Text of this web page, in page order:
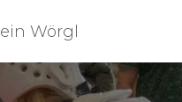
Wörgl